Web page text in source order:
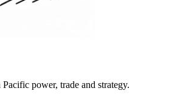
power, trade and strategy.